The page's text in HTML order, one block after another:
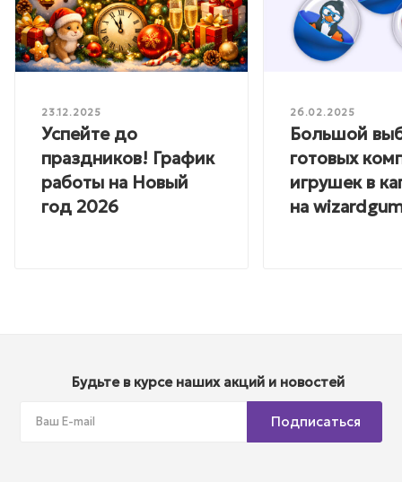
23.12.2025
Успейте до
праздников! График
работы на Новый
год 2026
26.02.2025
Большой
готовых
игрушек в
на
Будьте в курсе наших акций и новостей
Подписаться